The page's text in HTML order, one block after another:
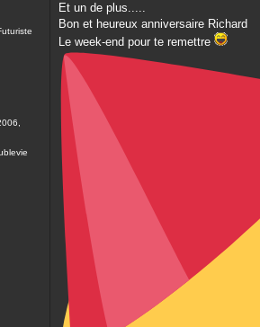
Et un de plus.....
Bon et heureux anniversaire Richard
Le week-end pour te remettre